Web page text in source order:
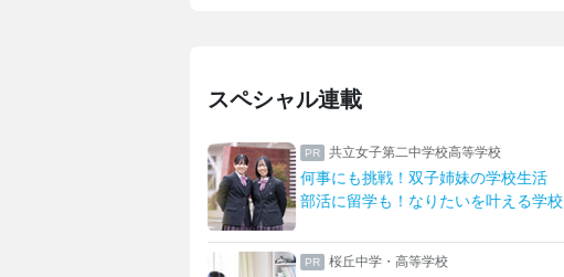
スペシャル連載
足立学園中学校・高等学校
勉強も部活も全力で過ごす足立生
さまざまな部活に取り組む生活を紹介
八王子学園八王子中学校・高等学校